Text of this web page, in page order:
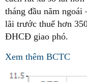
tháng đầu năm ngoái
lãi trước thuế hơn
ĐHCĐ giao phó.
Xem thêm BCTC